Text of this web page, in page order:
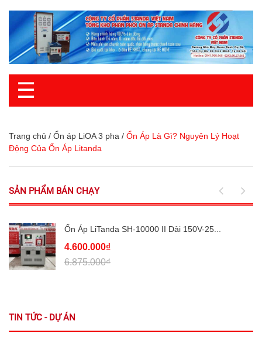
☰
Trang chủ / Ổn áp LiOA 3 pha / Ổn Áp Là Gì? Nguyên Lý Hoạt
Động Của Ổn Áp Litanda
SẢN PHẨM BÁN CHẠY
Ổn Áp LiTanda SH-10000 II Dải 150V-25...
4.600.000₫
6.875.000₫
TIN TỨC - DỰ ÁN